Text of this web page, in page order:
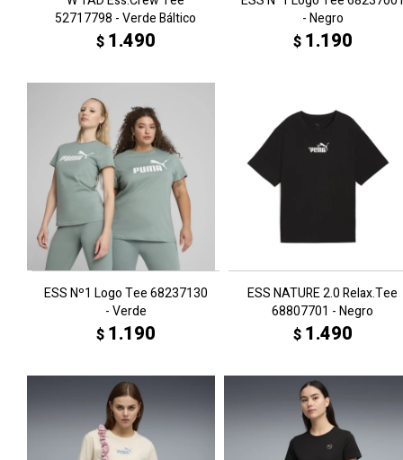
52717798 - Verde Báltico
$ 1.490
- Negro
$ 1.190
ESS Nº1 Logo Tee 68237130
- Verde
$ 1.190
ESS NATURE 2.0 Relax.Tee
68807701 - Negro
$ 1.490